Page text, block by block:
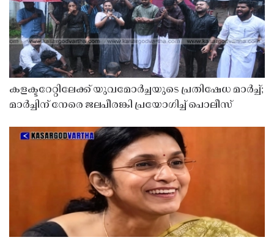
കളക്ടറേറ്റിലേക്ക് യുവമോർച്ചയുടെ പ്രതിഷേധ മാർച്ച്;
മാർച്ചിന് നേരെ ജലപീരങ്കി പ്രയോഗിച്ച് പൊലീസ്